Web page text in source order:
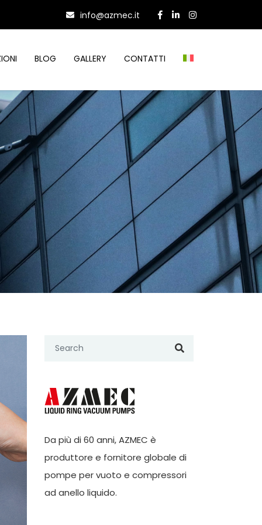
info@azmec.it
BLOG GALLERY CONTATTI
Da più di 60 anni,AZMEC è
produttore e fornitore globale di
pompe per vuoto e compressori
ad anello liquido.